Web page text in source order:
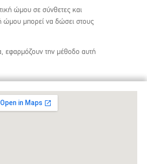
ώμου σε σύνθετες και
ώμου μπορεί να δώσει στους
εφαρμόζουν την μέθοδο αυτή